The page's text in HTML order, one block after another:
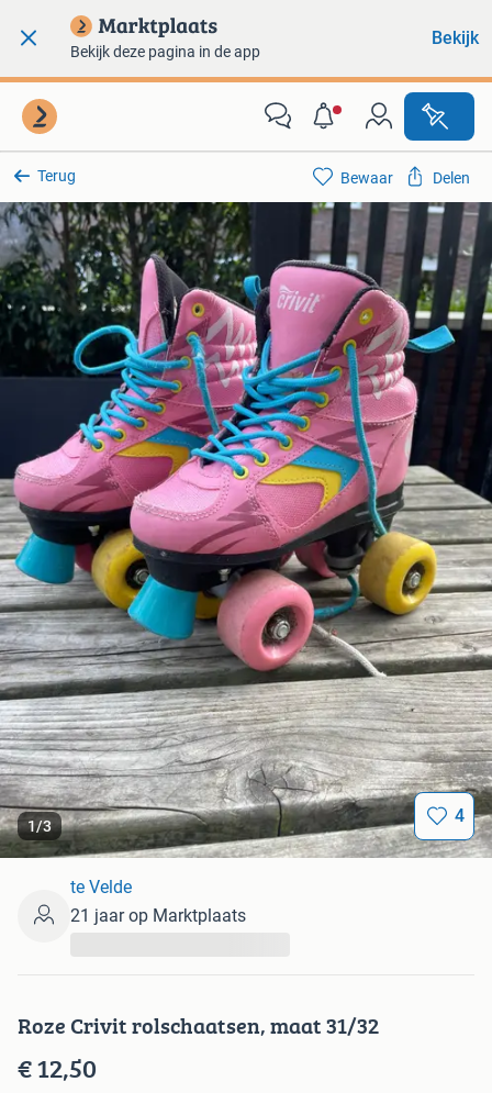
Bekijk deze pagina in de app
Bekijk
Terug
1/3 4
Bewaar Delen
Roze Crivit rolschaatsen, maat 31/32
€ 12,50
te Velde
21 jaar op Marktplaats